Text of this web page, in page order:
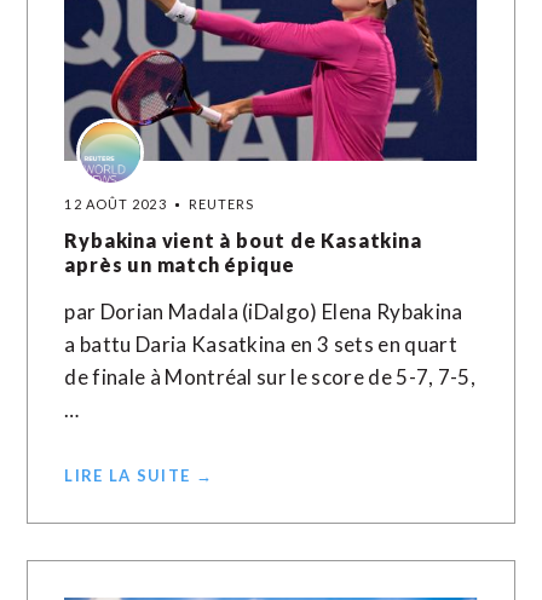
12 AOÛT 2023 REUTERS
Rybakina vient à bout de Kasatkina
après un match épique
par Dorian Madala (iDalgo) Elena Rybakina
a battu Daria Kasatkina en 3 sets en quart
de finale à Montréal sur le score de 5-7, 7-5,
…
LIRE LA SUITE →